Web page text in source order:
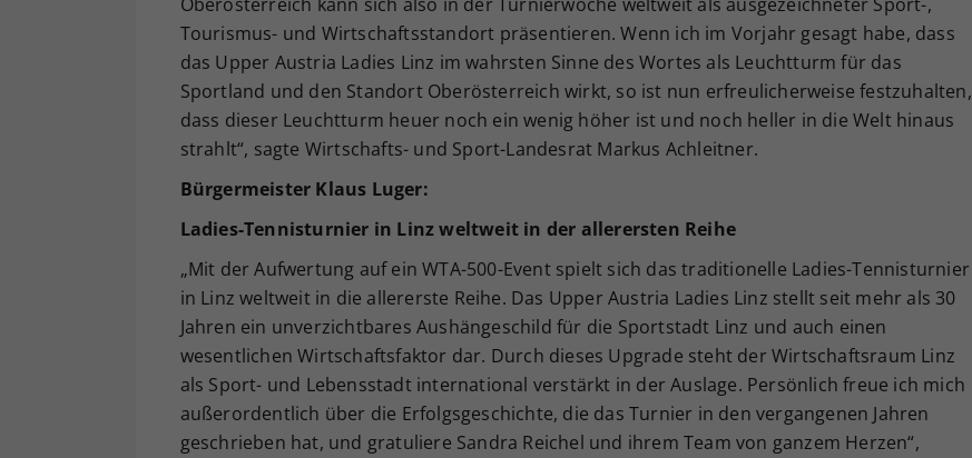
Oberösterreich kann sich also in der Turnierwoche weltweit als ausgezeichneter Sport-,
Tourismus- und Wirtschaftsstandort präsentieren. Wenn ich im Vorjahr gesagt habe, dass
das Upper Austria Ladies Linz im wahrsten Sinne des Wortes als Leuchtturm für das
Sportland und den Standort Oberösterreich wirkt, so ist nun erfreulicherweise festzuhalten,
dass dieser Leuchtturm heuer noch ein wenig höher ist und noch heller in die Welt hinaus
strahlt“, sagte Wirtschafts- und Sport-Landesrat Markus Achleitner.
Bürgermeister Klaus Luger:
Ladies-Tennisturnier in Linz weltweit in der allerersten Reihe
„Mit der Aufwertung auf ein WTA-500-Event spielt sich das traditionelle Ladies-Tennisturnier
in Linz weltweit in die allererste Reihe. Das Upper Austria Ladies Linz stellt seit mehr als 30
Jahren ein unverzichtbares Aushängeschild für die Sportstadt Linz und auch einen
wesentlichen Wirtschaftsfaktor dar. Durch dieses Upgrade steht der Wirtschaftsraum Linz
als Sport- und Lebensstadt international verstärkt in der Auslage. Persönlich freue ich mich
außerordentlich über die Erfolgsgeschichte, die das Turnier in den vergangenen Jahren
geschrieben hat, und gratuliere Sandra Reichel und ihrem Team von ganzem Herzen“,